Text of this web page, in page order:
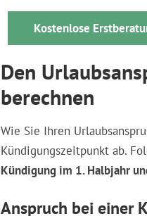
Kostenlose
Den
berechnen
Wie Sie Ihren
Kündigungszeitpunkt ab.
Kündigung im 1. Halbjahr
Anspruch bei einer